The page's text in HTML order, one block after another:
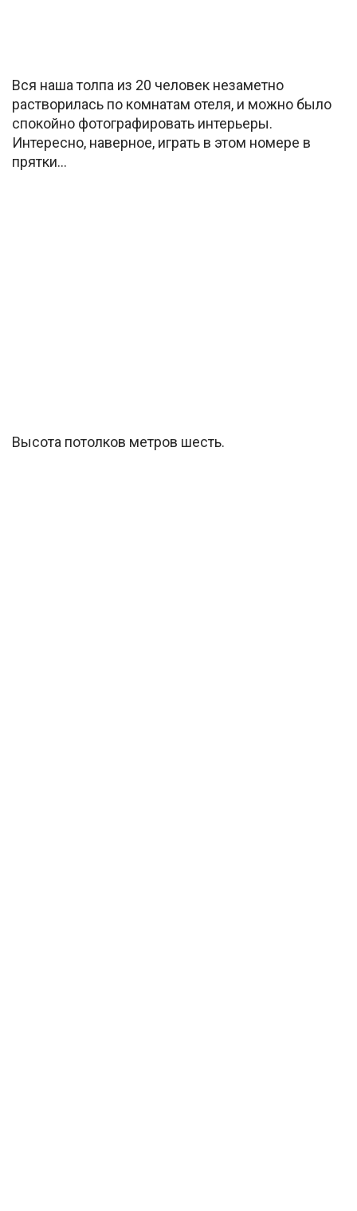
Вся наша толпа из 20 человек незаметно
растворилась по комнатам отеля, и можно было
спокойно фотографировать интерьеры.
Интересно, наверное, играть в этом номере в
прятки…
Высота потолков метров шесть.